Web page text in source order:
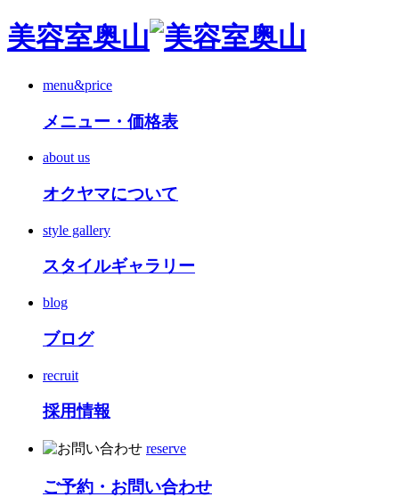
美容室奥山
menu&price
メニュー・価格表
about us
オクヤマについて
style gallery
スタイルギャラリー
blog
ブログ
recruit
採用情報
reserve
ご予約・お問い合わせ